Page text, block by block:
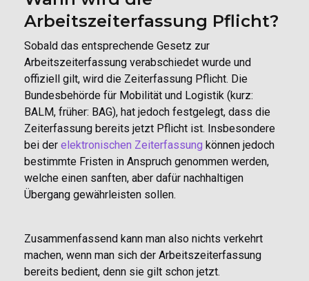
Arbeitszeiterfassung Pflicht?
Sobald das entsprechende Gesetz zur
Arbeitszeiterfassung verabschiedet wurde und
offiziell gilt, wird die Zeiterfassung Pflicht. Die
Bundesbehörde für Mobilität und Logistik (kurz:
BALM, früher: BAG), hat jedoch festgelegt, dass die
Zeiterfassung bereits jetzt Pflicht ist. Insbesondere
bei der elektronischen Zeiterfassung können jedoch
bestimmte Fristen in Anspruch genommen werden,
welche einen sanften, aber dafür nachhaltigen
Übergang gewährleisten sollen.
Zusammenfassend kann man also nichts verkehrt
machen, wenn man sich der Arbeitszeiterfassung
bereits bedient, denn sie gilt schon jetzt.